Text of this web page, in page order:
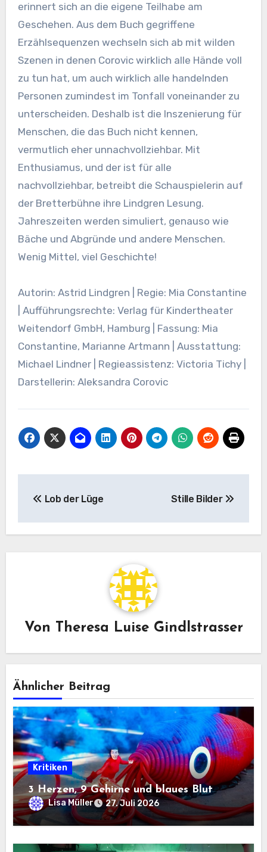
erinnert sich an die eigene Teilhabe am
Geschehen. Aus dem Buch gegriffene
Erzählsequenzen wechseln sich ab mit wilden
Szenen in denen Corovic wirklich alle Hände voll
zu tun hat, um auch wirklich alle handelnden
Personen zumindest im Tonfall voneinander zu
unterscheiden. Deshalb ist die Inszenierung für
Menschen, die das Buch nicht kennen,
vermutlich eher unnachvollziehbar. Mit
Enthusiamus, und der ist für alle
nachvollziehbar, betreibt die Schauspielerin auf
der Bretterbühne ihre Lindgren Lesung.
Jahreszeiten werden simuliert, genauso wie
Bäche und Abgründe und andere Menschen.
Wenig Mittel, viel Geschichte!
Autorin: Astrid Lindgren | Regie: Mia Constantine
| Aufführungsrechte: Verlag für Kindertheater
Weitendorf GmbH, Hamburg | Fassung: Mia
Constantine, Marianne Artmann | Ausstattung:
Michael Lindner | Regieassistenz: Victoria Tichy |
Darstellerin: Aleksandra Corovic
Lob der Lüge Stille Bilder
Von Theresa Luise Gindlstrasser
Ähnlicher Beitrag
Kritiken
3 Herzen, 9 Gehirne und blaues Blut
Lisa Müller 27. Juli 2026